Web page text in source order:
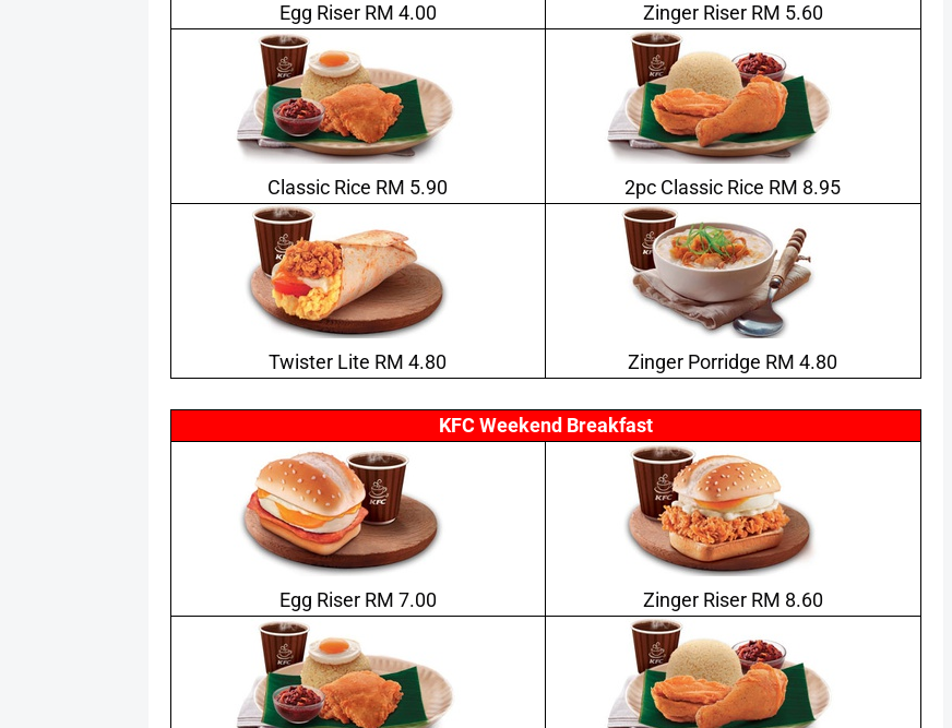
Egg Riser RM 4.00 Zinger Riser RM 5.60
Classic Rice RM 5.90 2pc Classic Rice RM 8.95
Twister Lite RM 4.80 Zinger Porridge RM 4.80
KFC Weekend Breakfast
Egg Riser RM 7.00 Zinger Riser RM 8.60